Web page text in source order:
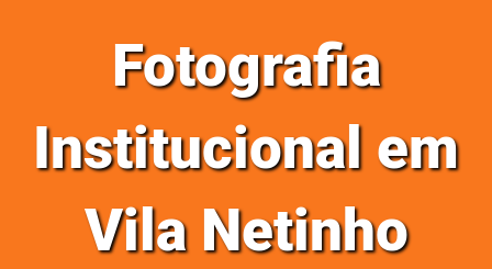
Fotografia
Institucional em
Vila Netinho